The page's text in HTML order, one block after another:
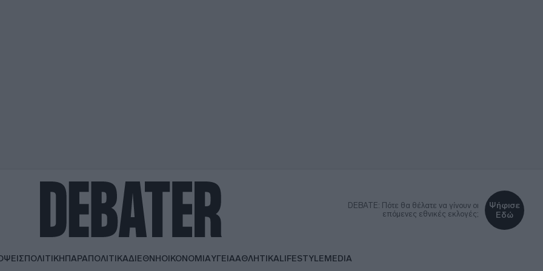
DEBATE: Πότε θα θέλατε να γίνουν οι
επόμενες εθνικές εκλογές;
Ψήφισε
Εδώ
ΠΟΛΙΤΙΚΗΠΑΡΑΠΟΛΙΤΙΚΑΔΙΕΘΝΗΟΙΚΟΝΟΜΙΑΥΓΕΙΑΑΘΛΗΤΙΚΑLIFESTYLEMEDIA